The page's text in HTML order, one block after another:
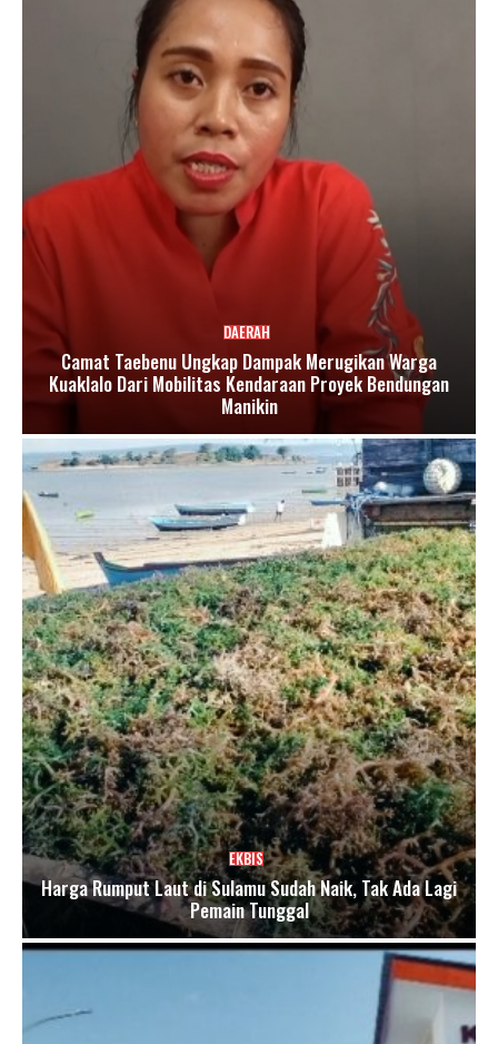
DAERAH
Camat Taebenu Ungkap Dampak Merugikan Warga
Kuaklalo Dari Mobilitas Kendaraan Proyek Bendungan
Manikin
EKBIS
Harga Rumput Laut di Sulamu Sudah Naik, Tak Ada Lagi
Pemain Tunggal